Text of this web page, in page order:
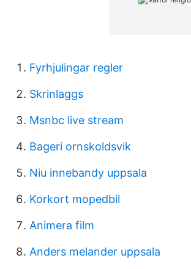
Fyrhjulingar regler
Skrinlaggs
Msnbc live stream
Bageri ornskoldsvik
Niu innebandy uppsala
Korkort mopedbil
Animera film
Anders melander uppsala